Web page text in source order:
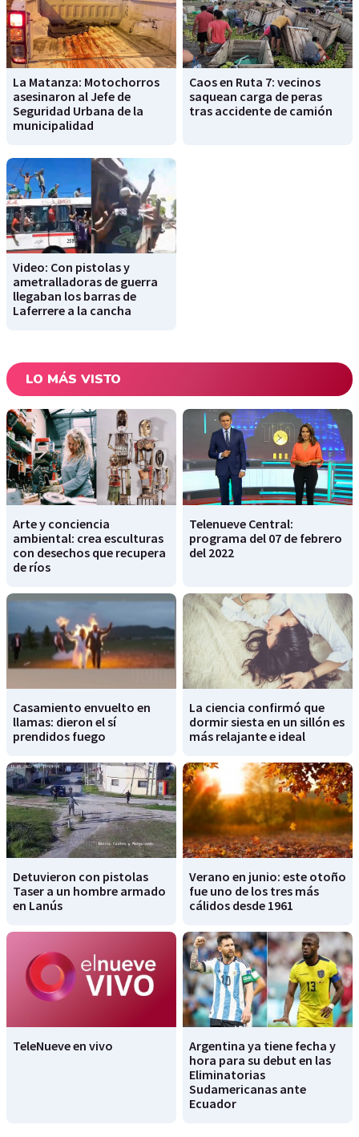
La Matanza: Motochorros
asesinaron al Jefe de
Seguridad Urbana de la
municipalidad
Caos en Ruta 7: vecinos
saquean carga de peras
tras accidente de camión
Video: Con pistolas y
ametralladoras de guerra
llegaban los barras de
Laferrere a la cancha
LO MÁS VISTO
Arte y conciencia
ambiental: crea esculturas
con desechos que recupera
de ríos
Telenueve Central:
programa del 07 de febrero
del 2022
Casamiento envuelto en
llamas: dieron el sí
prendidos fuego
La ciencia confirmó que
dormir siesta en un sillón es
más relajante e ideal
Detuvieron con pistolas
Taser a un hombre armado
en Lanús
Verano en junio: este otoño
fue uno de los tres más
cálidos desde 1961
TeleNueve en vivo
Argentina ya tiene fecha y
hora para su debut en las
Eliminatorias
Sudamericanas ante
Ecuador